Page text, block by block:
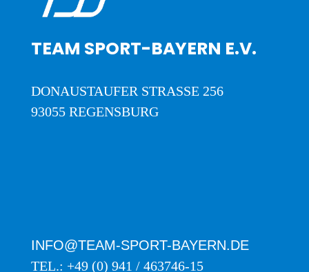
TEAM SPORT-BAYERN E.V.
DONAUSTAUFER STRASSE 256
93055 REGENSBURG
INFO@TEAM-SPORT-BAYERN.DE
TEL.: +49 (0) 941 / 463746-15